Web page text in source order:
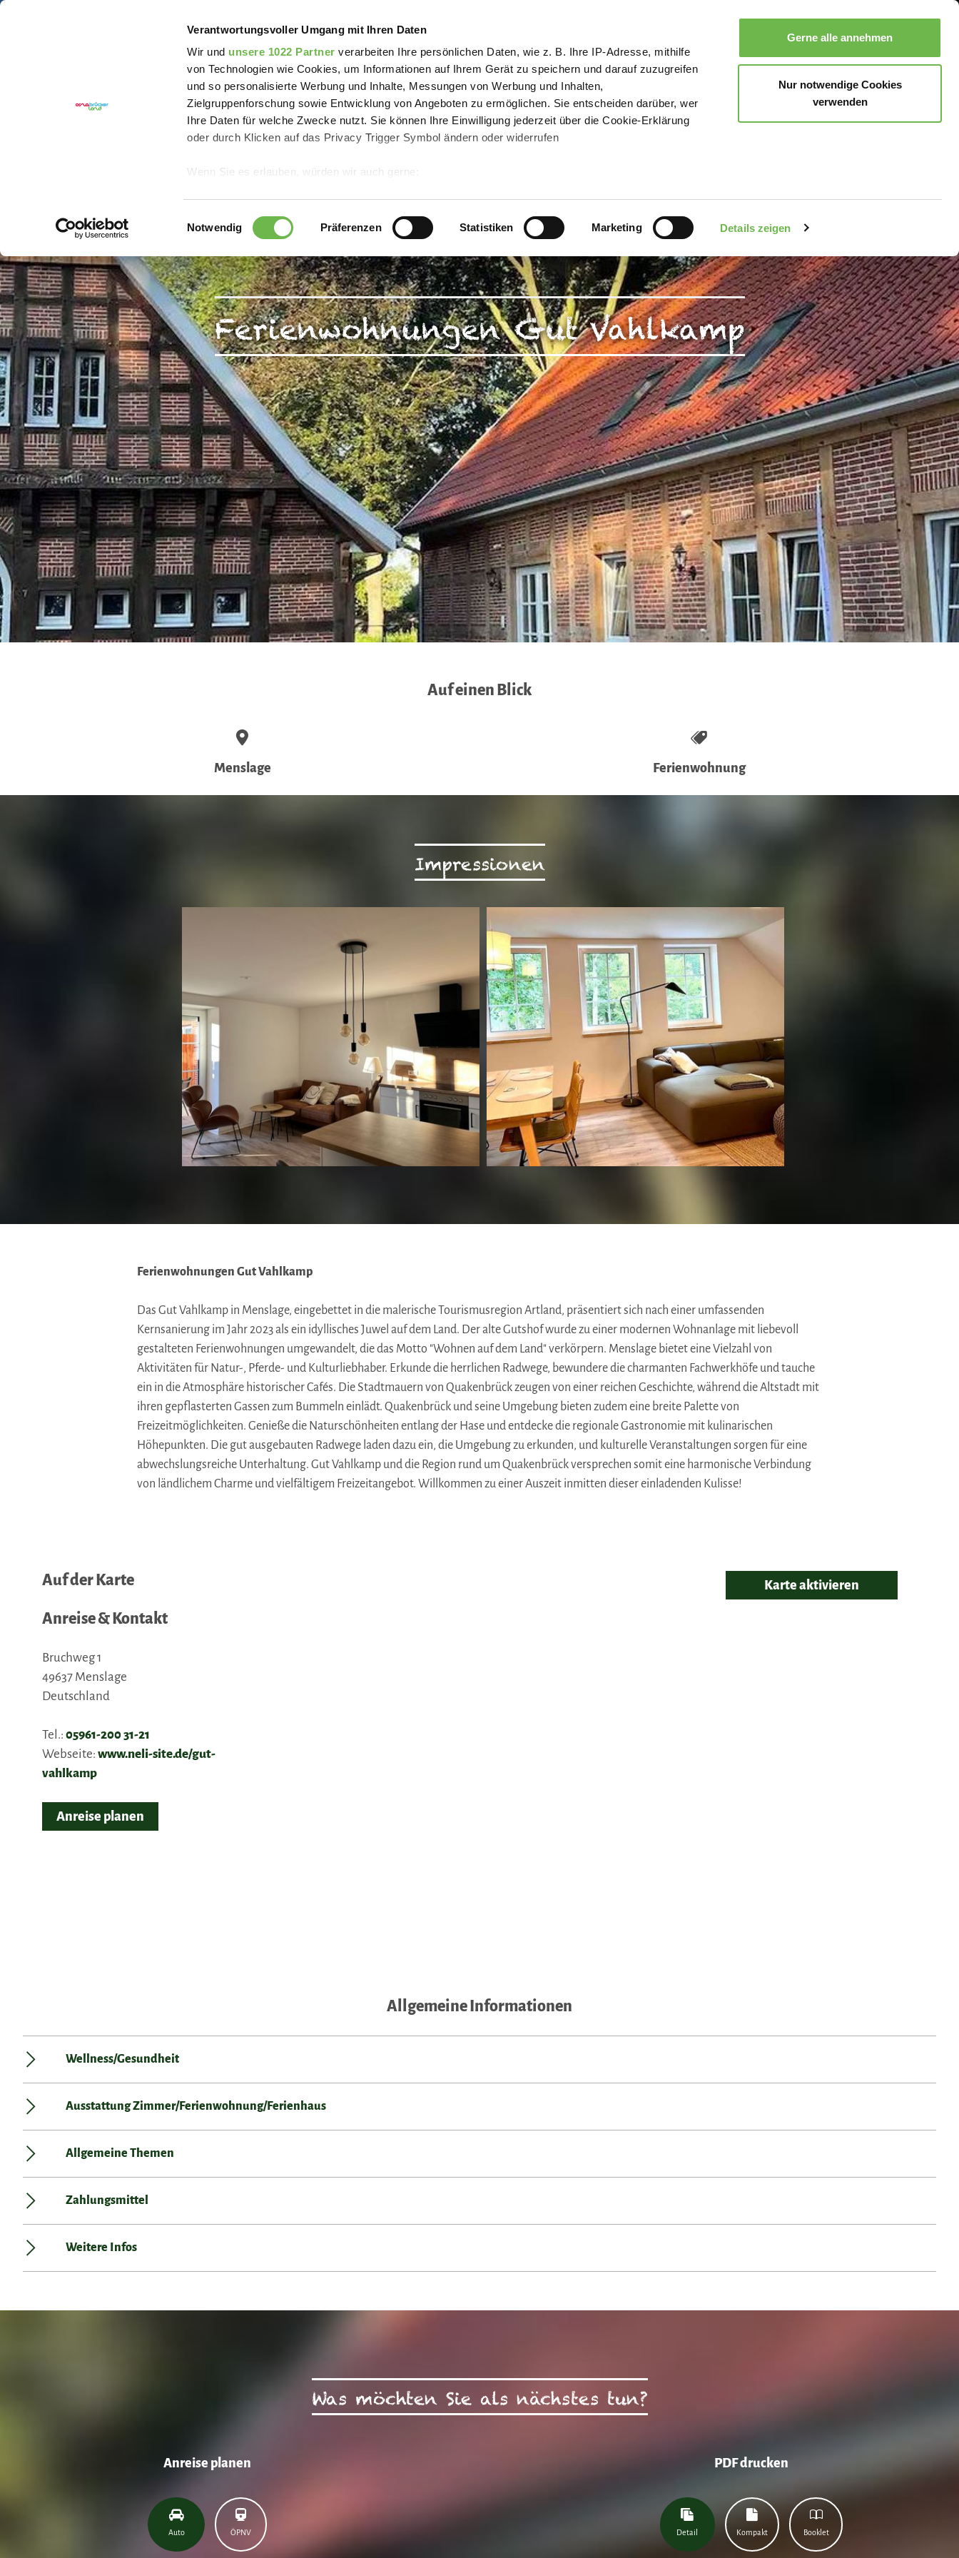
Verantwortungsvoller Umgang mit Ihren Daten
Wir und unsere 1022 Partner verarbeiten Ihre persönlichen Daten, wie z. B. Ihre IP-Adresse, mithilfe
von Technologien wie Cookies, um Informationen auf Ihrem Gerät zu speichern und darauf zuzugreifen
und so personalisierte Werbung und Inhalte, Messungen von Werbung und Inhalten,
Zielgruppenforschung sowie Entwicklung von Angeboten zu ermöglichen. Sie entscheiden darüber, wer
Ihre Daten für welche Zwecke nutzt. Sie können Ihre Einwilligung jederzeit über die Cookie-Erklärung
oder durch Klicken auf das Privacy Trigger Symbol ändern oder widerrufen
Wenn Sie es erlauben, würden wir auch gerne:
Ihr Gerät durch aktives Scannen nach bestimmten Merkmalen (Fingerprinting) identifizieren
Präferenzen imAbschnitt Einzelheiten fest.
Wir verwenden Cookies, um Inhalte und Anzeigen zu personalisieren, Funktionen für soziale Medien
anbieten zu können und die Zugriffe auf unsere Website zu analysieren.Danke, dass Sie uns in
unserer Arbeit unterstützen!
Hinweis auf Verarbeitung Ihrer auf dieser Webseite erhobenen Daten in den USA durch Google
und YouTube:Indem Sie auf "Gerne Alle annehmen" oder Präferenzen, Statistiken oder Marketing
ankreuzen und auf „Auswahl manuell festlegen“ klicken, willigen Sie zugleich gem. Art. 49 Abs. 1 S. 1 lit.
a DSGVO ein, dass Ihre Daten in den USA verarbeitet werden. Die USA werden vom Europäischen
Gerichtshof als ein Land mit einem nach EU-Standards unzureichendem Datenschutzniveau
eingeschätzt. Es besteht insbesondere das Risiko, dass Ihre Daten durch US-Behörden, zu Kontroll-
und zu Überwachungszwecken, möglicherweise auch ohne Rechtsbehelfsmöglichkeiten, verarbeitet
werden können. Wenn Sie auf "Auswahl manuell festlegen" klicken und keine der optionalen Boxen
(Präferenzen, Statistiken oder Marketing ausgewählt haben, findet die vorgehend beschriebene
Übermittlung nicht statt. Weitere Informationen erhalten Sie in unseren Datenschutzhinweisen.
Ausführlich informieren wir Sie darüber gerne hier:Datenschutz|Impressum
Einwilligungsauswahl
Notwendig Präferenzen Statistiken Marketing Details zeigen
Gerne alle annehmen
Nur notwendige Cookies
verwenden
Suche Buchen Menü
Ferienwohnungen Gut Vahlkamp
Auf einen Blick
Menslage Ferienwohnung
Impressionen
Ferienwohnungen Gut Vahlkamp
Das Gut Vahlkamp in Menslage, eingebettet in die malerische Tourismusregion Artland, präsentiert sich nach einer umfassenden
Kernsanierung im Jahr 2023 als ein idyllisches Juwel auf dem Land. Der alte Gutshof wurde zu einer modernen Wohnanlage mit liebevoll
gestalteten Ferienwohnungen umgewandelt, die das Motto "Wohnen auf dem Land" verkörpern. Menslage bietet eine Vielzahl von
Aktivitäten für Natur-, Pferde- und Kulturliebhaber. Erkunde die herrlichen Radwege, bewundere die charmanten Fachwerkhöfe und tauche
ein in die Atmosphäre historischer Cafés. Die Stadtmauern von Quakenbrück zeugen von einer reichen Geschichte, während die Altstadt mit
ihren gepflasterten Gassen zum Bummeln einlädt. Quakenbrück und seine Umgebung bieten zudem eine breite Palette von
Freizeitmöglichkeiten. Genieße die Naturschönheiten entlang der Hase und entdecke die regionale Gastronomie mit kulinarischen
Höhepunkten. Die gut ausgebauten Radwege laden dazu ein, die Umgebung zu erkunden, und kulturelle Veranstaltungen sorgen für eine
abwechslungsreiche Unterhaltung. Gut Vahlkamp und die Region rund um Quakenbrück versprechen somit eine harmonische Verbindung
von ländlichem Charme und vielfältigem Freizeitangebot. Willkommen zu einer Auszeit inmitten dieser einladenden Kulisse!
Auf der Karte
Anreise & Kontakt
Bruchweg 1
49637 Menslage
Deutschland
Tel.: 05961-200 31-21
Webseite: www.neli-site.de/gut-
vahlkamp
Anreise planen
Karte aktivieren
Allgemeine Informationen
Wellness/Gesundheit
Ausstattung Zimmer/Ferienwohnung/Ferienhaus
Allgemeine Themen
Zahlungsmittel
Weitere Infos
Was möchten Sie als nächstes tun?
Anreise planen
Auto ÖPNV
PDF drucken
Detail Kompakt Booklet